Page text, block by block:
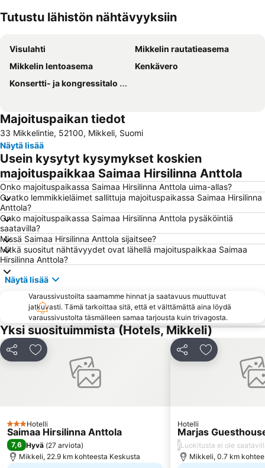
Tutustu lähistön nähtävyyksiin
Visulahti
Mikkelin rautatieasema
Mikkelin lentoasema
Kenkävero
Konsertti- ja kongressitalo Mikaeli
Majoituspaikan tiedot
33 Mikkelintie, 52100, Mikkeli, Suomi
Näytä lisää
Usein kysytyt kysymykset koskien
majoituspaikkaa Saimaa Hirsilinna Anttola
Onko majoituspaikassa Saimaa Hirsilinna Anttola uima-allas?
Ovatko lemmikkieläimet sallittuja majoituspaikassa Saimaa Hirsilinna
Anttola?
Onko majoituspaikassa Saimaa Hirsilinna Anttola pysäköintiä
saatavilla?
Missä Saimaa Hirsilinna Anttola sijaitsee?
Mitkä suositut nähtävyydet ovat lähellä majoituspaikkaa Saimaa
Hirsilinna Anttola?
Näytä lisää
Varaussivustoilta saamamme hinnat ja saatavuus muuttuvat
jatkuvasti. Tämä tarkoittaa sitä, että et välttämättä aina löydä
varaussivustolta täsmälleen samaa tarjousta kuin trivagosta.
Yksi suosituimmista (Hotels, Mikkeli)
Jaa Lisää suosikkeihin
3 Tähtiluokitus
Hotelli
Saimaa Hirsilinna Anttola
7,6 Hyvä (27 arviota)
Mikkeli, 22.9 km kohteesta Keskusta
Jaa Lisää
Hotelli
Marjas
/Luokitusta ei ole
Mikkeli, 0.7 km